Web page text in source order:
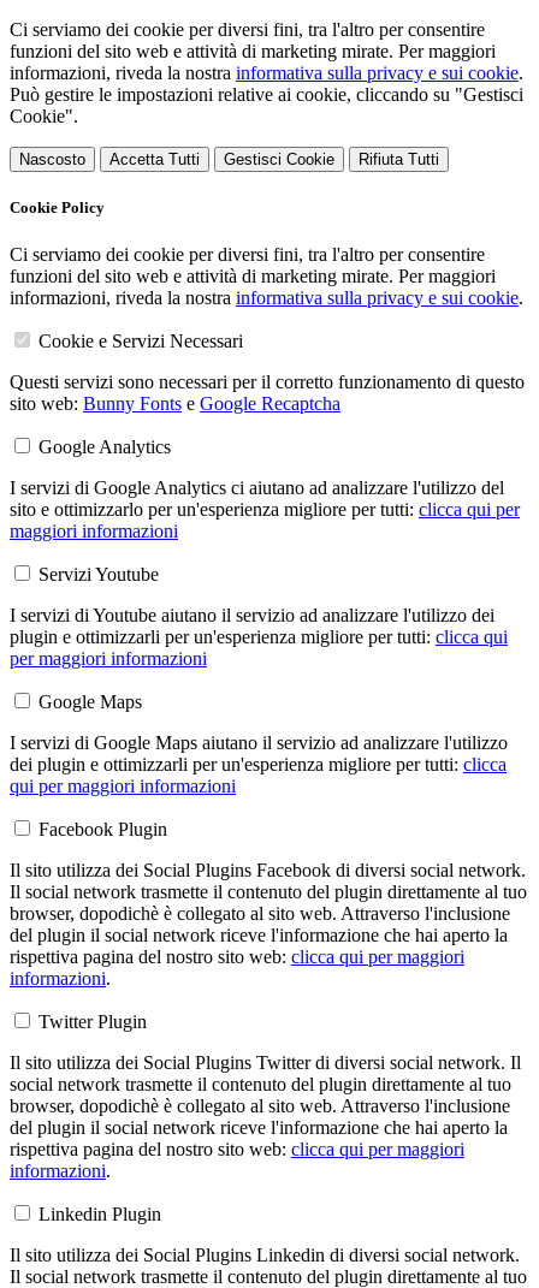
Ci serviamo dei cookie per diversi fini, tra l'altro per consentire
funzioni del sito web e attività di marketing mirate. Per maggiori
informazioni, riveda la nostra informativa sulla privacy e sui cookie.
Può gestire le impostazioni relative ai cookie, cliccando su "Gestisci
Cookie".
Nascosto Accetta Tutti Gestisci Cookie Rifiuta Tutti
Cookie Policy
Ci serviamo dei cookie per diversi fini, tra l'altro per consentire
funzioni del sito web e attività di marketing mirate. Per maggiori
informazioni, riveda la nostra informativa sulla privacy e sui cookie.
Cookie e Servizi Necessari
Questi servizi sono necessari per il corretto funzionamento di questo
sito web: Bunny Fonts e Google Recaptcha
Google Analytics
I servizi di Google Analytics ci aiutano ad analizzare l'utilizzo del
sito e ottimizzarlo per un'esperienza migliore per tutti: clicca qui per
maggiori informazioni
Servizi Youtube
I servizi di Youtube aiutano il servizio ad analizzare l'utilizzo dei
plugin e ottimizzarli per un'esperienza migliore per tutti: clicca qui
per maggiori informazioni
Google Maps
I servizi di Google Maps aiutano il servizio ad analizzare l'utilizzo
dei plugin e ottimizzarli per un'esperienza migliore per tutti: clicca
qui per maggiori informazioni
Facebook Plugin
Il sito utilizza dei Social Plugins Facebook di diversi social network.
Il social network trasmette il contenuto del plugin direttamente al tuo
browser, dopodichè è collegato al sito web. Attraverso l'inclusione
del plugin il social network riceve l'informazione che hai aperto la
rispettiva pagina del nostro sito web: clicca qui per maggiori
informazioni.
Twitter Plugin
Il sito utilizza dei Social Plugins Twitter di diversi social network. Il
social network trasmette il contenuto del plugin direttamente al tuo
browser, dopodichè è collegato al sito web. Attraverso l'inclusione
del plugin il social network riceve l'informazione che hai aperto la
rispettiva pagina del nostro sito web: clicca qui per maggiori
informazioni.
Linkedin Plugin
Il sito utilizza dei Social Plugins Linkedin di diversi social network.
Il social network trasmette il contenuto del plugin direttamente al tuo